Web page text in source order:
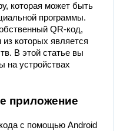
которая может быть
программы.
QR-код,
которых является
В этой статье вы
на устройствах
приложение
с помощью Android